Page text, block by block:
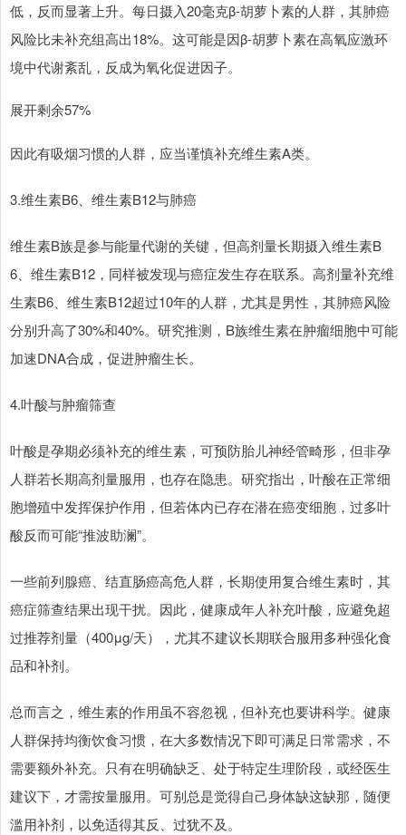
低，反而显著上升。每日摄入20毫克β-胡萝卜素的人群，其肺癌
风险比未补充组高出18%。这可能是因β-胡萝卜素在高氧应激环
境中代谢紊乱，反成为氧化促进因子。
展开剩余57%
因此有吸烟习惯的人群，应当谨慎补充维生素A类。
3.维生素B6、维生素B12与肺癌
维生素B族是参与能量代谢的关键，但高剂量长期摄入维生素B
6、维生素B12，同样被发现与癌症发生存在联系。高剂量补充维
生素B6、维生素B12超过10年的人群，尤其是男性，其肺癌风险
分别升高了30%和40%。研究推测，B族维生素在肿瘤细胞中可能
加速DNA合成，促进肿瘤生长。
4.叶酸与肿瘤筛查
叶酸是孕期必须补充的维生素，可预防胎儿神经管畸形，但非孕
人群若长期高剂量服用，也存在隐患。研究指出，叶酸在正常细
胞增殖中发挥保护作用，但若体内已存在潜在癌变细胞，过多叶
酸反而可能“推波助澜”。
一些前列腺癌、结直肠癌高危人群，长期使用复合维生素时，其
癌症筛查结果出现干扰。因此，健康成年人补充叶酸，应避免超
过推荐剂量（400μg/天），尤其不建议长期联合服用多种强化食
品和补剂。
总而言之，维生素的作用虽不容忽视，但补充也要讲科学。健康
人群保持均衡饮食习惯，在大多数情况下即可满足日常需求，不
需要额外补充。只有在明确缺乏、处于特定生理阶段，或经医生
建议下，才需按量服用。可别总是觉得自己身体缺这缺那，随便
滥用补剂，以免适得其反、过犹不及。